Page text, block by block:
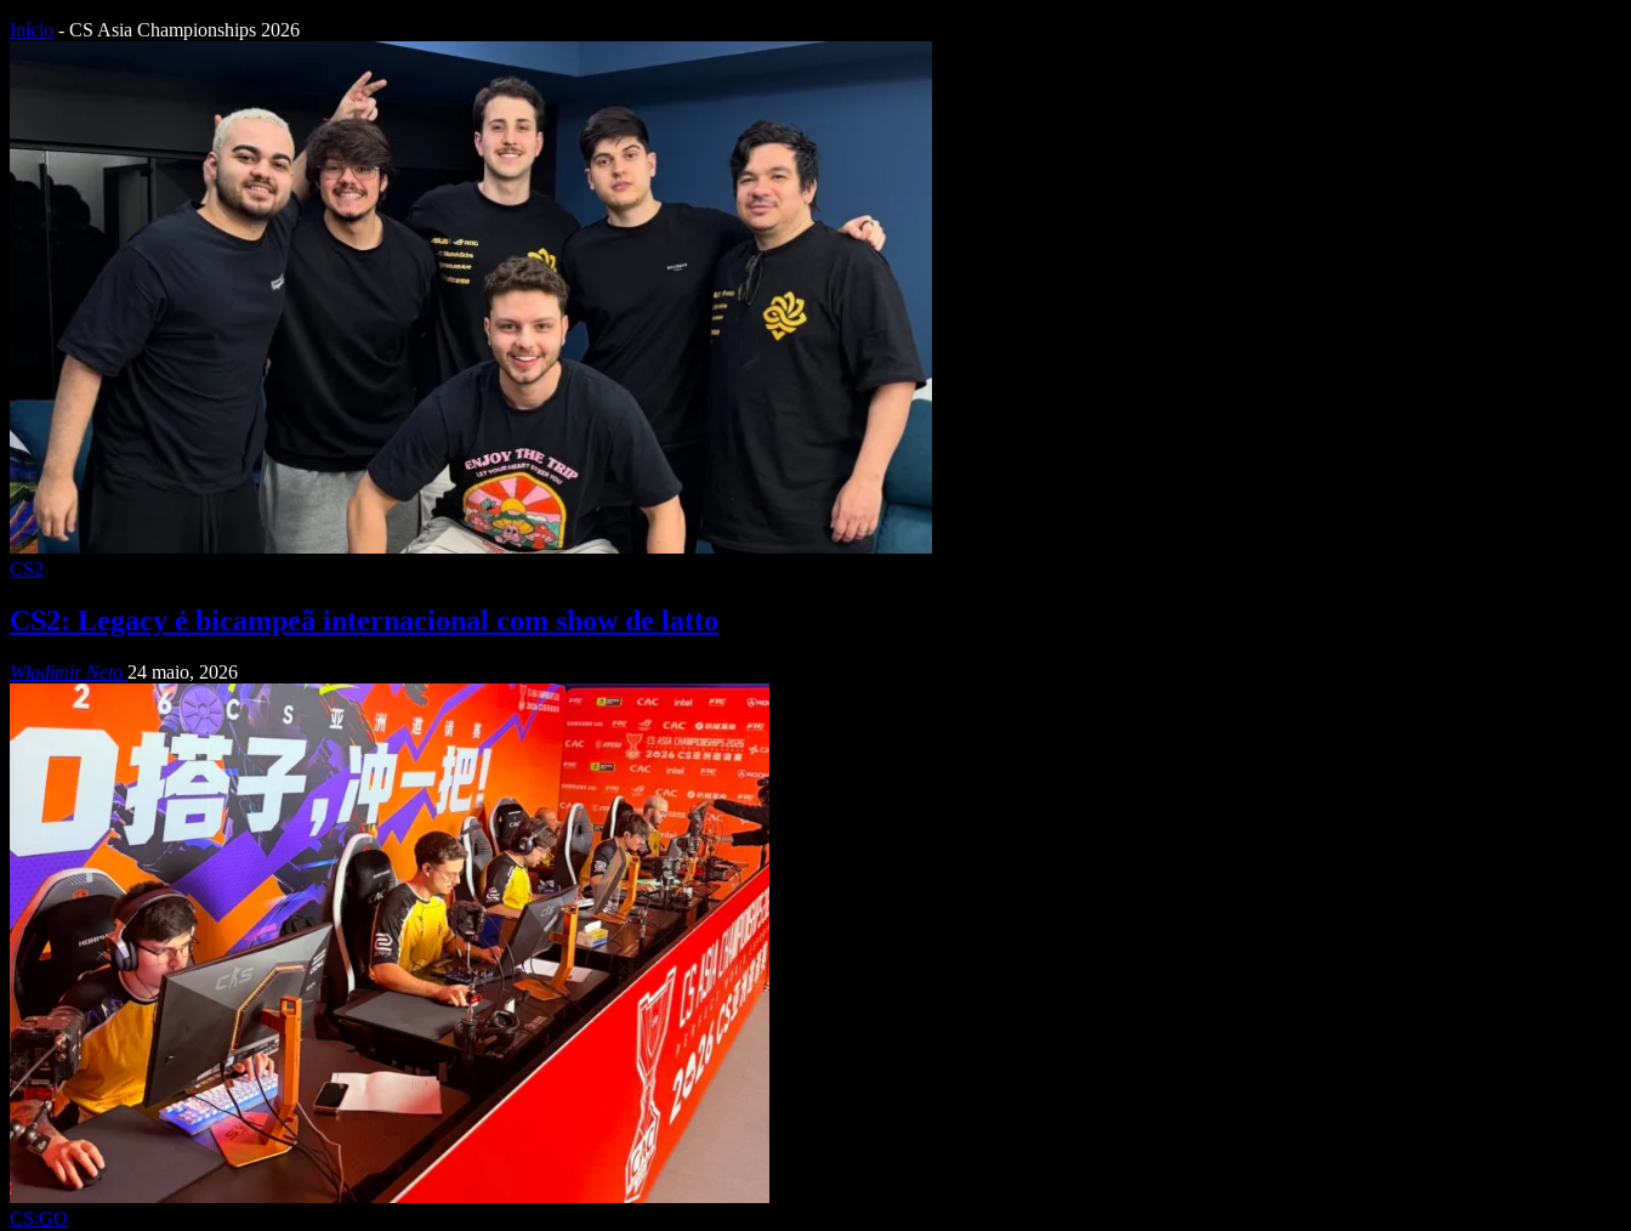
Início - CS Asia Championships 2026
CS2
CS2: Legacy é bicampeã internacional com show de latto
Wladimir Neto 24 maio, 2026
CS:GO